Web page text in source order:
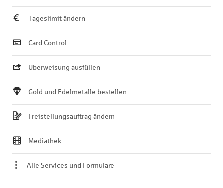
Tageslimit ändern
Card Control
Überweisung ausfüllen
Gold und Edelmetalle bestellen
Freistellungsauftrag ändern
Mediathek
Alle Services und Formulare